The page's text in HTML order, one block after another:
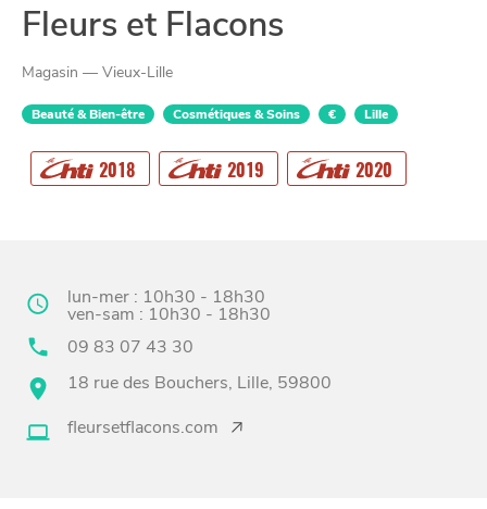
Fleurs et Flacons
Magasin — Vieux-Lille
Beauté & Bien-être Cosmétiques & Soins € Lille
2018 2019 2020
lun-mer : 10h30 - 18h30
ven-sam : 10h30 - 18h30
09 83 07 43 30
18 rue des Bouchers, Lille, 59800
fleursetflacons.com
CHTITE